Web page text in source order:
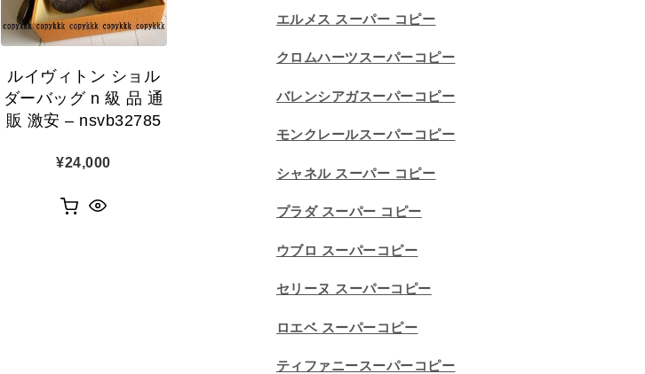
ルイヴィトン ショル
ダーバッグ n 級 品 通
販 激安 – nsvb32785
¥24,000
エルメス スーパー コピー
クロムハーツスーパーコピー
バレンシアガスーパーコピー
モンクレールスーパーコピー
シャネル スーパー コピー
プラダ スーパー コピー
ウブロ スーパーコピー
セリーヌ スーパーコピー​
ロエベ スーパーコピー
ティファニースーパーコピー